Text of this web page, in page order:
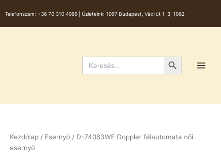
to
content
Telefonszám: +36 70 310 4069 | Üzleteink: 1097 Budapest, Váci út 1-3, 1062
Search
for:
Search Button
Kezdőlap / Esernyő / D-74063WE Doppler félautomata női
esernyő